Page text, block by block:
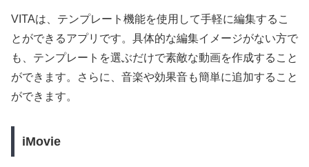
VITAは、テンプレート機能を使用して手軽に編集するこ
とができるアプリです。具体的な編集イメージがない方で
も、テンプレートを選ぶだけで素敵な動画を作成すること
ができます。さらに、音楽や効果音も簡単に追加すること
ができます。
iMovie